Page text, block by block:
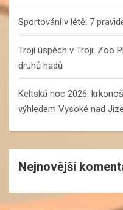
Sportování v létě: 7
Trojí úspěch v Troji: Zoo
druhů hadů
Keltská noc 2026:
výhledem Vysoké nad
Nejnovější